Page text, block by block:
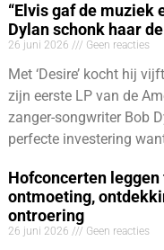
“Elvis gaf de muziek
Dylan schonk haar
26 juni 2026 Geen reacties
Met ‘Desire’ kocht hij
zijn eerste LP van de
zanger-songwriter Bob
perfecte investering
Hofconcerten leggen
ontmoeting,
ontroering
26 juni 2026 Geen reacties